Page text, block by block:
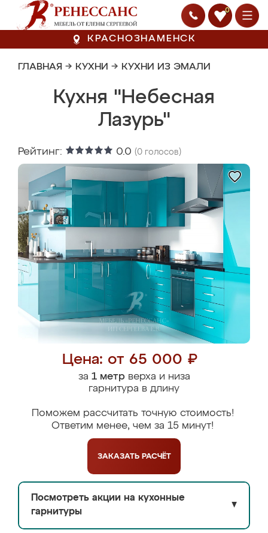
0
КРАСНОЗНАМЕНСК
ГЛАВНАЯ → КУХНИ → КУХНИ ИЗ ЭМАЛИ
Кухня "Небесная
Лазурь"
Рейтинг: 0.0 (0 голосов)
Цена: от 65 000 ₽
за 1 метрверха и низа
гарнитура в длину
Поможем рассчитать точную стоимость!
Ответим менее, чем за 15 минут!
ЗАКАЗАТЬ РАСЧЁТ
Посмотреть акции на кухонные
гарнитуры
▼